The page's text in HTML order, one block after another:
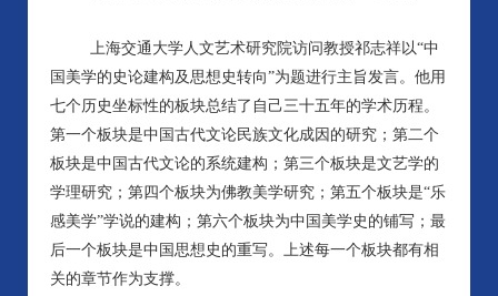
上海交通大学人文艺术研究院访问教授祁志祥以“中
国美学的史论建构及思想史转向”为题进行主旨发言。他用
七个历史坐标性的板块总结了自己三十五年的学术历程。
第一个板块是中国古代文论民族文化成因的研究；第二个
板块是中国古代文论的系统建构；第三个板块是文艺学的
学理研究；第四个板块为佛教美学研究；第五个板块是“乐
感美学”学说的建构；第六个板块为中国美学史的铺写；最
后一个板块是中国思想史的重写。上述每一个板块都有相
关的章节作为支撑。